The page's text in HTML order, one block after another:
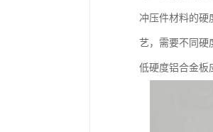
冲压件材料的硬
艺，需要不同硬
低硬度铝合金板